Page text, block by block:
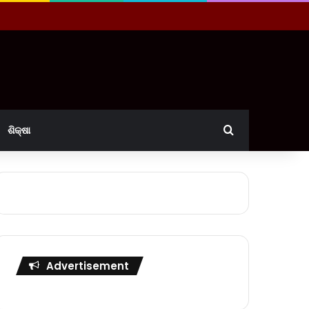
ଶିକ୍ଷା Search for
Advertisement